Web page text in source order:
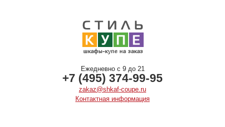
Ежедневно с 9 до 21
+7 (495) 374-99-95
zakaz@shkaf-coupe.ru
Контактная информация